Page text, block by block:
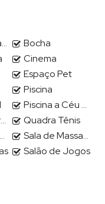
de massagens,
de última
de imóveis de
assessoria na
imóvel.
Bocha
Cinema
Espaço Pet
Piscina
Piscina a Céu Aberto
Quadra Tênis
Sala de Massagem
Salão de Jogos